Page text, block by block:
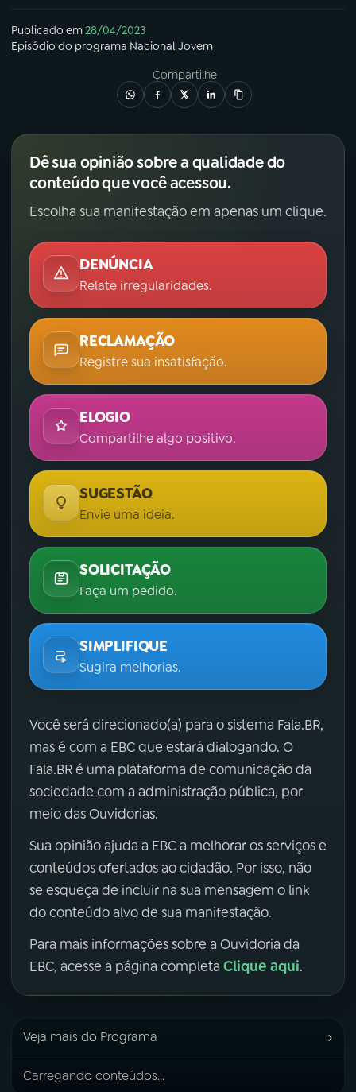
Publicado em28/04/2023
Episódio do programa Nacional Jovem
Compartilhe
Dê sua opinião sobre a qualidade do
conteúdo que você acessou.
Escolha sua manifestação em apenas um clique.
DENÚNCIA
Relate irregularidades.
RECLAMAÇÃO
Registre sua insatisfação.
ELOGIO
Compartilhe algo positivo.
SUGESTÃO
Envie uma ideia.
SOLICITAÇÃO
Faça um pedido.
SIMPLIFIQUE
Sugira melhorias.
Você será direcionado(a) para o sistema Fala.BR,
mas é com a EBC que estará dialogando. O
Fala.BR é uma plataforma de comunicação da
sociedade com a administração pública, por
meio das Ouvidorias.
Sua opinião ajuda a EBC a melhorar os serviços e
conteúdos ofertados ao cidadão. Por isso, não
se esqueça de incluir na sua mensagem o link
do conteúdo alvo de sua manifestação.
Para mais informações sobre a Ouvidoria da
EBC, acesse a página completa Clique aqui.
Veja mais do Programa ›
Carregando conteúdos...